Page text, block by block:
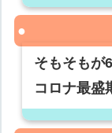
そもそもが
コロナ最盛